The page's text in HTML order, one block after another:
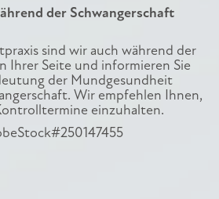
der Schwangerschaft
sind wir auch während der
Ihrer Seite und informieren Sie
der Mundgesundheit
Wir empfehlen Ihnen,
einzuhalten.